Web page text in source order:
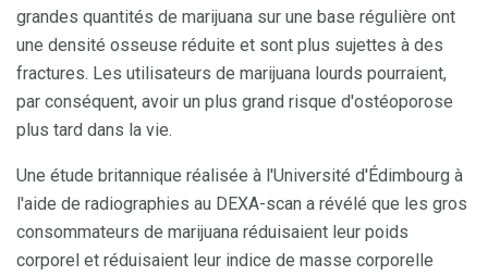
grandes quantités de marijuana sur une base régulière ont
une densité osseuse réduite et sont plus sujettes à des
fractures. Les utilisateurs de marijuana lourds pourraient,
par conséquent, avoir un plus grand risque d'ostéoporose
plus tard dans la vie.
Une étude britannique réalisée à l'Université d'Édimbourg à
l'aide de radiographies au DEXA-scan a révélé que les gros
consommateurs de marijuana réduisaient leur poids
corporel et réduisaient leur indice de masse corporelle